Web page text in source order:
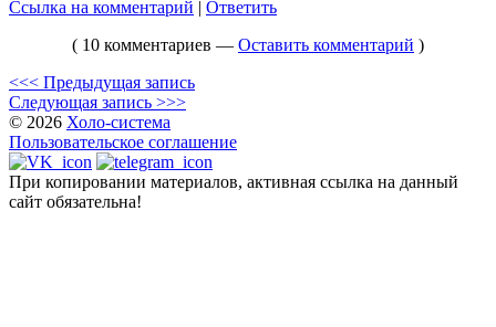
Ссылка на комментарий | Ответить
( 10 комментариев — Оставить комментарий )
<<< Предыдущая запись
Следующая запись >>>
© 2026 Холо-система
Пользовательское соглашение
При копировании материалов, активная ссылка на данный
сайт обязательна!